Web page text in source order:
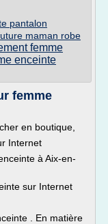
pantalon
maman robe
femme
enceinte
femme
en boutique,
Internet
à Aix-en-
sur Internet
. En matière